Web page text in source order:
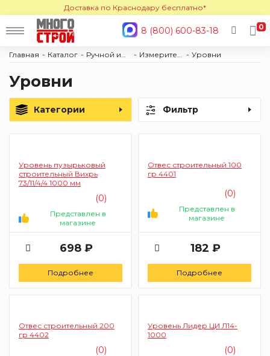
Доставка по Краснодару бесплатно*
8 (800) 600-83-18 0
Главная Каталог Уровни
Уровни
Категории Фильтр
Уровень пузырьковый
строительный Вихрь
73/11/4/4 1000 мм
(0)
Представлен в
магазине
698 ₽
Подробнее
Отвес строительный 100
гр 4401
(0)
Представлен в
магазине
182 ₽
Подробнее
Отвес строительный 200
гр 4402
(0)
Уровень Лидер ЦИ Л14-
1000
(0)